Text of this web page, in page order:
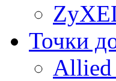
Точки
Allied